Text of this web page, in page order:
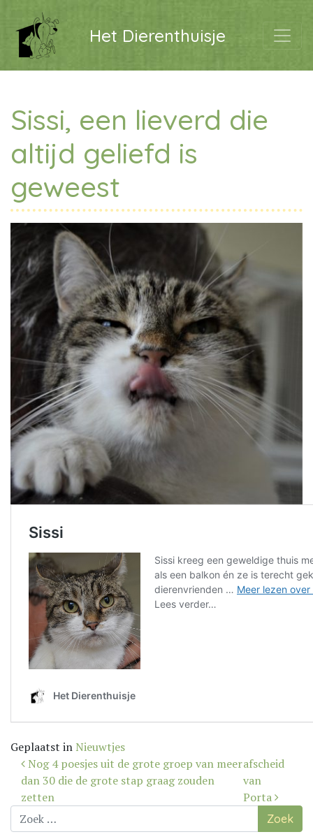
Het Dierenthuisje
Sissi, een lieverd die
altijd geliefd is
geweest
Geplaatst in Nieuwtjes
Bericht
navigatie
Nog 4 poesjes uit de grote groep van meer
dan 30 die de grote stap graag zouden
zetten
afscheid
van
Porta
Zoek
naar: